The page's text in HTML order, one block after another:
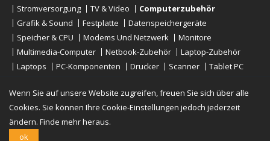
Stromversorgung
TV & Video
Computerzubehör
Grafik & Sound
Festplatte
Datenspeichergeräte
Speicher & CPU
Modems Und Netzwerk
Monitore
Multimedia-Computer
Netbook-Zubehör
Laptop-Zubehör
Laptops
PC-Komponenten Drucker Scanner
Tablet PC
Urheberrechte © 2019 - 2026
Wenn Sie auf unsere Website zugreifen, freuen Sie sich über alle
Cookies. Sie können Ihre Cookie-Einstellungen jedoch jederzeit
ändern. Finde mehr heraus.
ok